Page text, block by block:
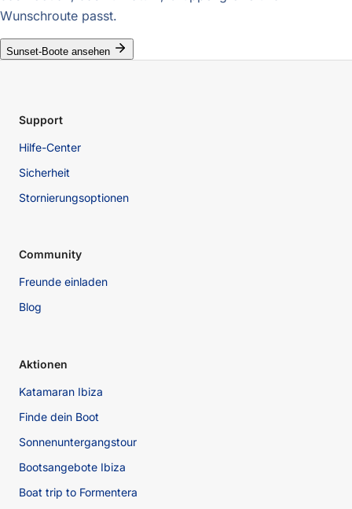
Wunschroute passt.
Sunset-Boote ansehen
Support
Hilfe-Center
Sicherheit
Stornierungsoptionen
Community
Freunde einladen
Blog
Aktionen
Katamaran Ibiza
Finde dein Boot
Sonnenuntergangstour
Bootsangebote Ibiza
Boat trip to Formentera